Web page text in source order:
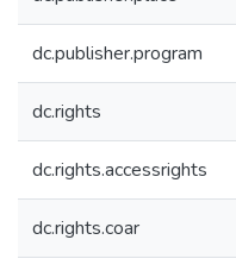
dc.publisher.program
dc.rights
dc.rights.accessrights
dc.rights.coar